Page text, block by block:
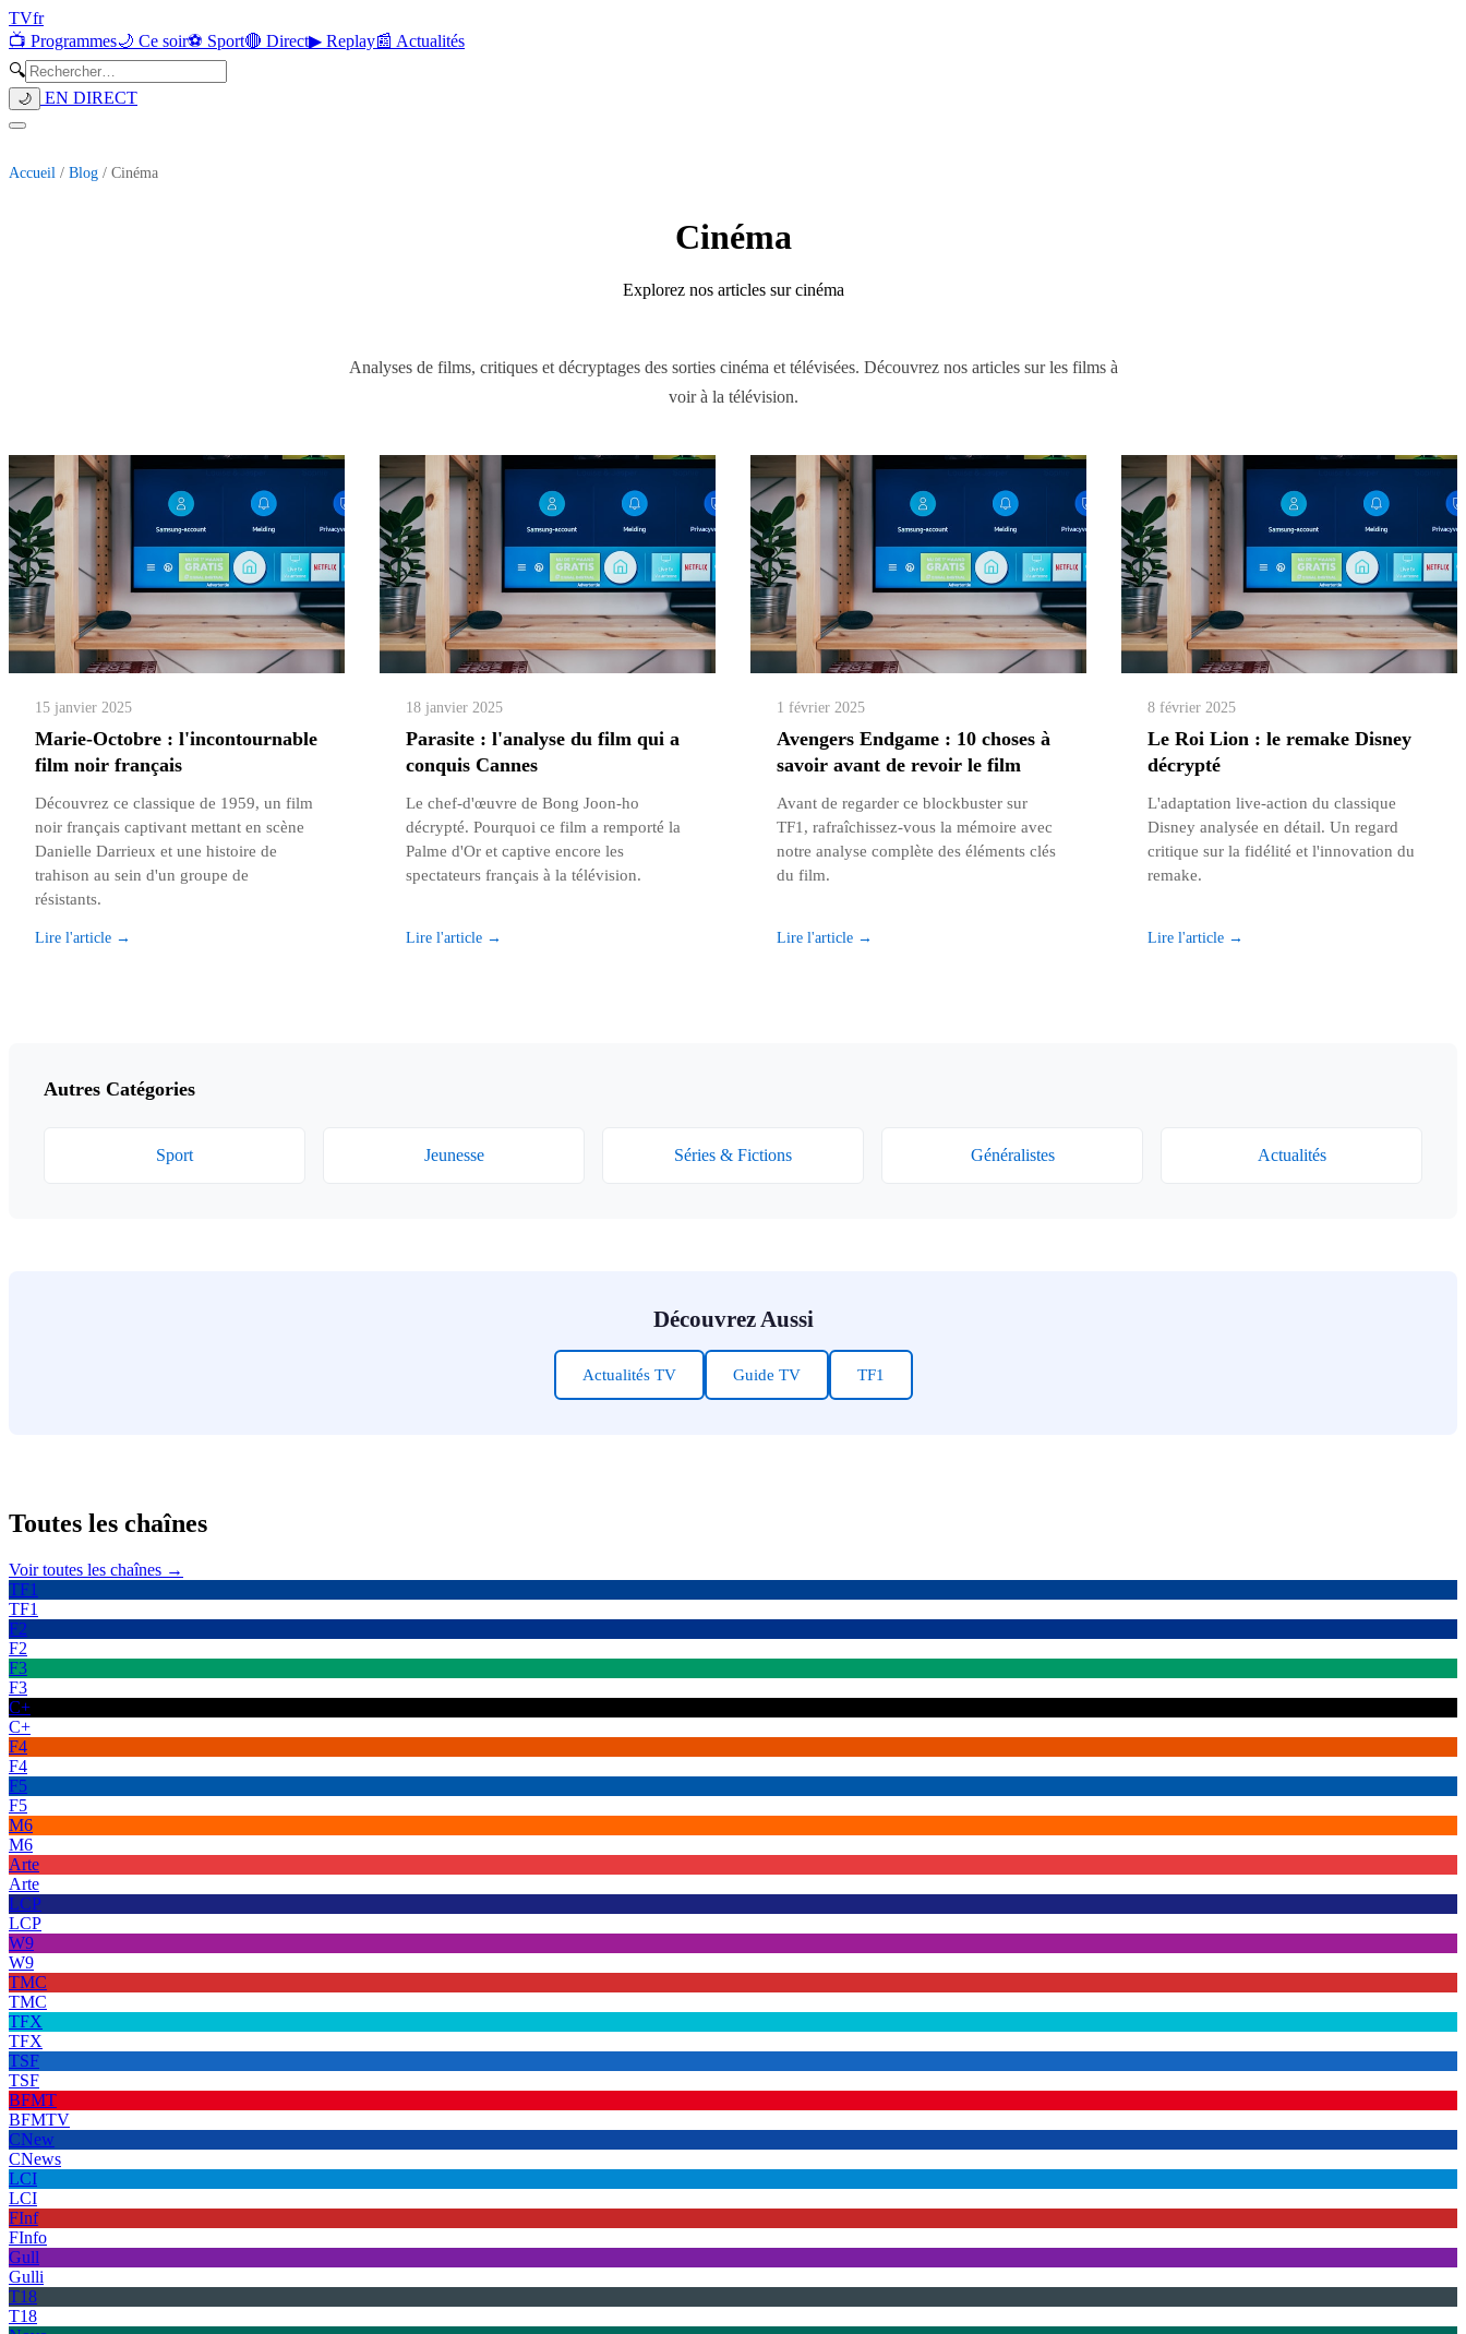
TVfr
📺 Programmes🌙 Ce soir⚽ Sport🔴 Direct▶ Replay📰 Actualités
🔍
🌙 EN DIRECT
Accueil / Blog / Cinéma
Cinéma
Explorez nos articles sur cinéma
Analyses de films, critiques et décryptages des sorties cinéma et télévisées. Découvrez nos articles sur les films à
voir à la télévision.
15 janvier 2025
Marie-Octobre : l'incontournable
film noir français
Découvrez ce classique de 1959, un film
noir français captivant mettant en scène
Danielle Darrieux et une histoire de
trahison au sein d'un groupe de
résistants.
Lire l'article →
18 janvier 2025
Parasite : l'analyse du film qui a
conquis Cannes
Le chef-d'œuvre de Bong Joon-ho
décrypté. Pourquoi ce film a remporté la
Palme d'Or et captive encore les
spectateurs français à la télévision.
Lire l'article →
1 février 2025
Avengers Endgame : 10 choses à
savoir avant de revoir le film
Avant de regarder ce blockbuster sur
TF1, rafraîchissez-vous la mémoire avec
notre analyse complète des éléments clés
du film.
Lire l'article →
8 février 2025
Le Roi Lion : le remake Disney
décrypté
L'adaptation live-action du classique
Disney analysée en détail. Un regard
critique sur la fidélité et l'innovation du
remake.
Lire l'article →
Autres Catégories
Sport Jeunesse Séries & Fictions Généralistes Actualités
Découvrez Aussi
Actualités TV Guide TV TF1
Toutes les chaînes
Voir toutes les chaînes →
TF1
TF1
F2
F2
F3
F3
C+
C+
F4
F4
F5
F5
M6
M6
Arte
Arte
LCP
LCP
W9
W9
TMC
TMC
TFX
TFX
TSF
TSF
BFMT
BFMTV
CNew
CNews
LCI
LCI
FInf
FInfo
Gull
Gulli
T18
T18